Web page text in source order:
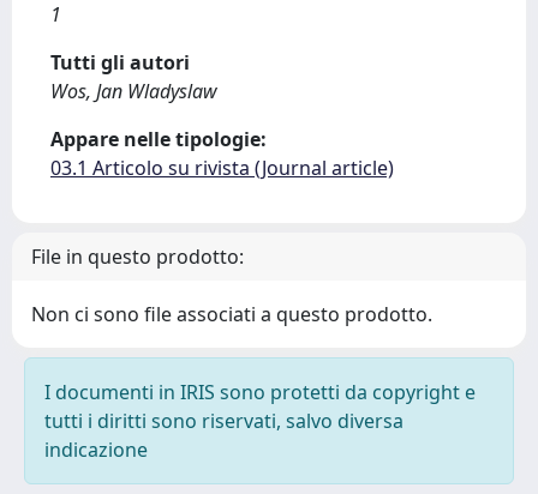
1
Tutti gli autori
Wos, Jan Wladyslaw
Appare nelle tipologie:
03.1 Articolo su rivista (Journal article)
File in questo prodotto:
Non ci sono file associati a questo prodotto.
I documenti in IRIS sono protetti da copyright e
tutti i diritti sono riservati, salvo diversa
indicazione